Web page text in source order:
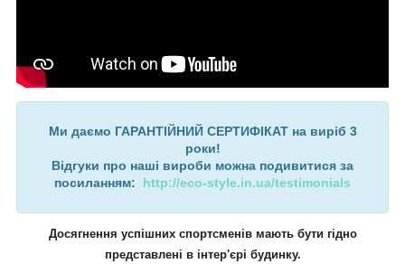
Ми даємо ГАРАНТІЙНИЙ СЕРТИФІКАТ на виріб 3
роки!
Відгуки про наші вироби можна подивитися за
посиланням: http://eco-style.in.ua/testimonials
Досягнення успішних спортсменів мають бути гідно
представлені в інтер'єрі будинку.